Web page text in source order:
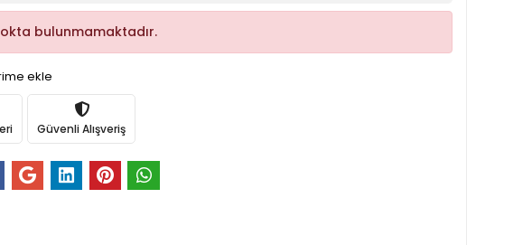
bulunmamaktadır.
ekle
Güvenli Alışveriş